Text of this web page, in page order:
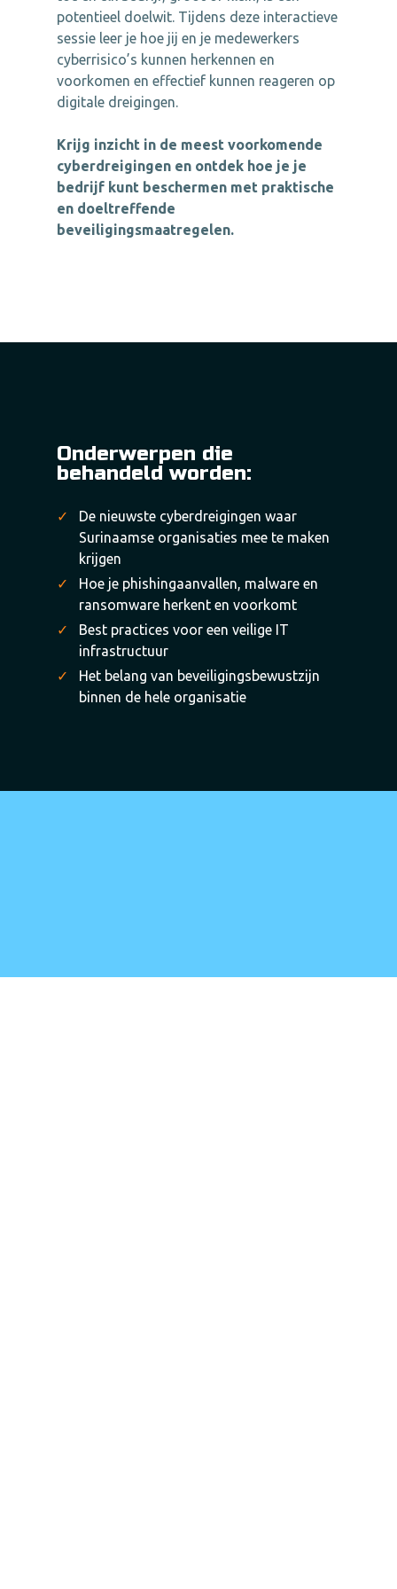
potentieel doelwit. Tijdens deze interactieve
sessie leer je hoe jij en je medewerkers
cyberrisico’s kunnen herkennen en
voorkomen en effectief kunnen reageren op
digitale dreigingen.
Krijg inzicht in de meest voorkomende
cyberdreigingen en ontdek hoe je je
bedrijf kunt beschermen met praktische
en doeltreffende
beveiligingsmaatregelen.
Onderwerpen die
behandeld worden:
De nieuwste cyberdreigingen waar
Surinaamse organisaties mee te maken
krijgen
Hoe je phishingaanvallen, malware en
ransomware herkent en voorkomt
Best practices voor een veilige IT
infrastructuur
Het belang van beveiligingsbewustzijn
binnen de hele organisatie